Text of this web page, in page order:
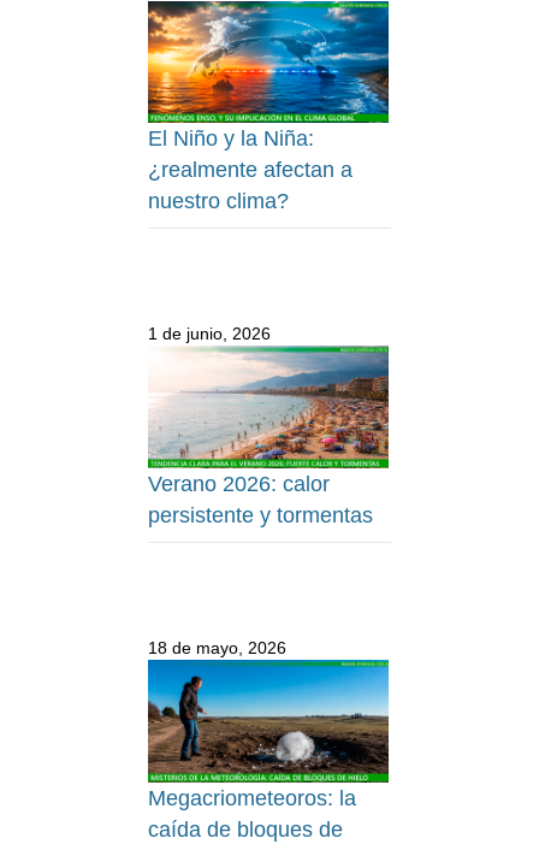
El Niño y la Niña:
¿realmente afectan a
nuestro clima?
1 de junio, 2026
Verano 2026: calor
persistente y tormentas
18 de mayo, 2026
Megacriometeoros: la
caída de bloques de